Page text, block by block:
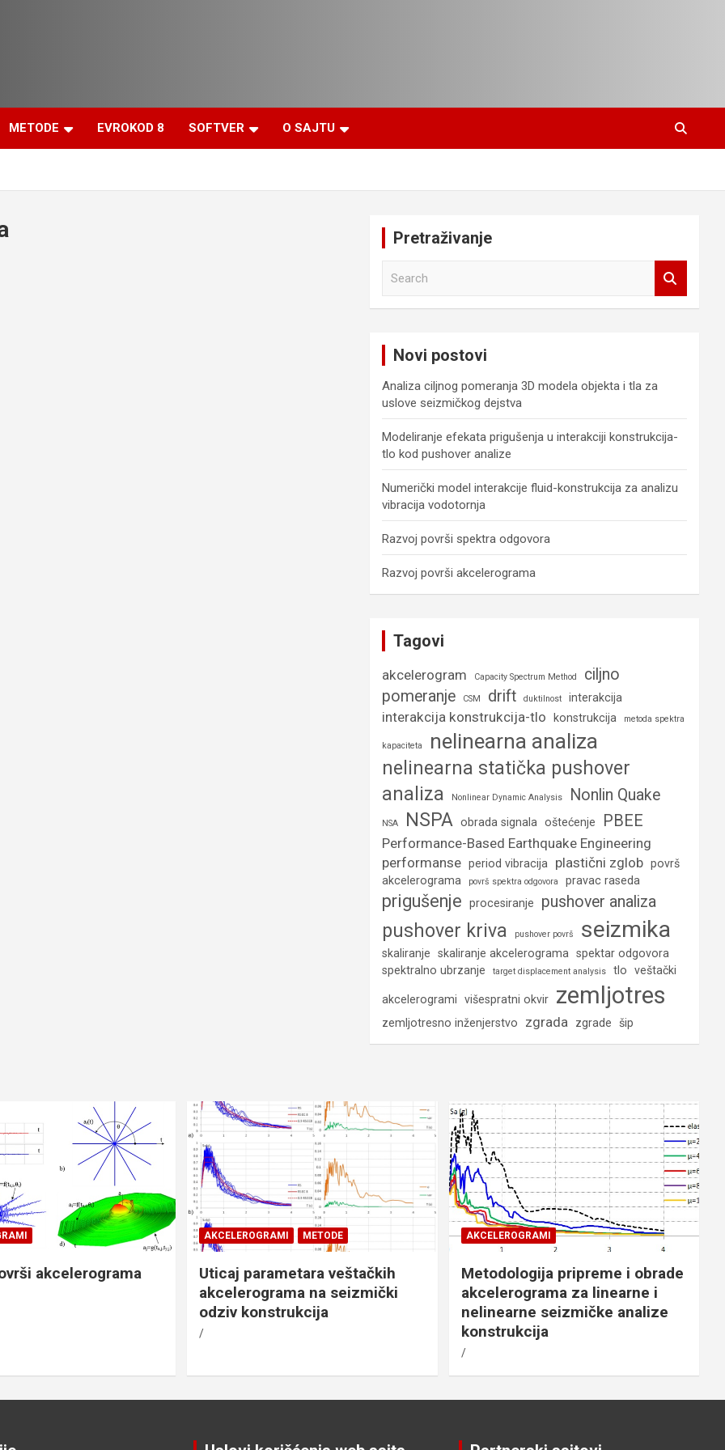
METODE EVROKOD 8 SOFTVER O SAJTU
Pretraživanje
Novi postovi
Analiza ciljnog pomeranja 3D modela objekta i tla za
uslove seizmičkog dejstva
Modeliranje efekata prigušenja u interakciji konstrukcija-
tlo kod pushover analize
Numerički model interakcije fluid-konstrukcija za analizu
vibracija vodotornja
Razvoj površi spektra odgovora
Razvoj površi akcelerograma
Tagovi
akcelerogram Capacity Spectrum Method
ciljno
pomeranje
CSM drift duktilnost interakcija
interakcija konstrukcija-tlo konstrukcija metoda spektra
kapaciteta nelinearna analiza
nelinearna statička pushover
analiza
Nonlinear Dynamic Analysis Nonlin Quake
NSA NSPA obrada signala oštećenje PBEE
Performance-Based Earthquake Engineering
performanse period vibracija plastični zglob površ
akcelerograma
površ spektra odgovora pravac raseda
prigušenje procesiranje pushover analiza
pushover kriva pushover površ seizmika
skaliranje skaliranje akcelerograma
spektar odgovora
spektralno ubrzanje
target displacement analysis tlo veštački
akcelerogrami višespratni okvir zemljotres
zemljotresno inženjerstvo zgrada zgrade šip
akcelerograma
AKCELEROGRAMI METODE
Uticaj parametara veštačkih
akcelerograma na seizmički
odziv konstrukcija
AKCELEROGRAMI
Metodologija pripreme i obrade
akcelerograma za linearne i
nelinearne seizmičke analize
konstrukcija